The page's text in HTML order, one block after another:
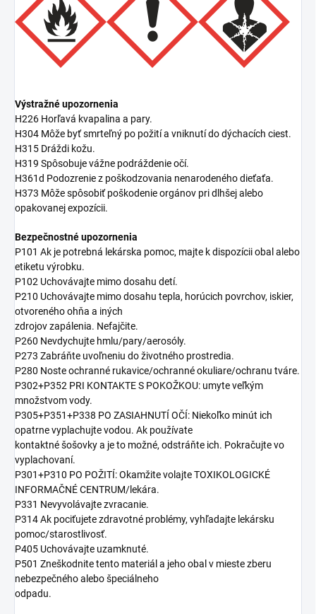
Výstražné upozornenia
H226 Horľavá kvapalina a pary.
H304 Môže byť smrteľný po požití a vniknutí do dýchacích ciest.
H315 Dráždi kožu.
H319 Spôsobuje vážne podráždenie očí.
H361d Podozrenie z poškodzovania nenarodeného dieťaťa.
H373 Môže spôsobiť poškodenie orgánov pri dlhšej alebo
opakovanej expozícii.
Bezpečnostné upozornenia
P101 Ak je potrebná lekárska pomoc, majte k dispozícii obal alebo
etiketu výrobku.
P102 Uchovávajte mimo dosahu detí.
P210 Uchovávajte mimo dosahu tepla, horúcich povrchov, iskier,
otvoreného ohňa a iných
zdrojov zapálenia. Nefajčite.
P260 Nevdychujte hmlu/pary/aerosóly.
P273 Zabráňte uvoľneniu do životného prostredia.
P280 Noste ochranné rukavice/ochranné okuliare/ochranu tváre.
P302+P352 PRI KONTAKTE S POKOŽKOU: umyte veľkým
množstvom vody.
P305+P351+P338 PO ZASIAHNUTÍ OČÍ: Niekoľko minút ich
opatrne vyplachujte vodou. Ak používate
kontaktné šošovky a je to možné, odstráňte ich. Pokračujte vo
vyplachovaní.
P301+P310 PO POŽITÍ: Okamžite volajte TOXIKOLOGICKÉ
INFORMAČNÉ CENTRUM/lekára.
P331 Nevyvolávajte zvracanie.
P314 Ak pociťujete zdravotné problémy, vyhľadajte lekársku
pomoc/starostlivosť.
P405 Uchovávajte uzamknuté.
P501 Zneškodnite tento materiál a jeho obal v mieste zberu
nebezpečného alebo špeciálneho
odpadu.